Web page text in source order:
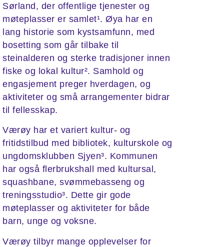
Sørland, der offentlige tjenester og
møteplasser er samlet¹. Øya har en
lang historie som kystsamfunn, med
bosetting som går tilbake til
steinalderen og sterke tradisjoner innen
fiske og lokal kultur². Samhold og
engasjement preger hverdagen, og
aktiviteter og små arrangementer bidrar
til fellesskap.
Værøy har et variert kultur- og
fritidstilbud med bibliotek, kulturskole og
ungdomsklubben Sjyen³. Kommunen
har også flerbrukshall med kultursal,
squashbane, svømmebasseng og
treningsstudio³. Dette gir gode
møteplasser og aktiviteter for både
barn, unge og voksne.
Værøy tilbyr mange opplevelser for